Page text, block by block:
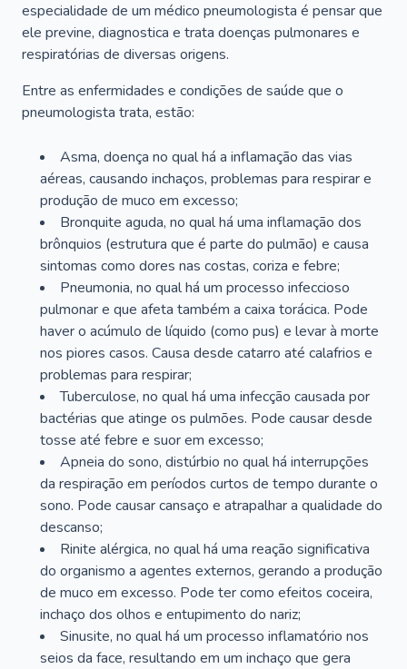
especialidade de um médico pneumologista é pensar que
ele previne, diagnostica e trata doenças pulmonares e
respiratórias de diversas origens.
Entre as enfermidades e condições de saúde que o
pneumologista trata, estão:
Asma, doença no qual há a inflamação das vias
aéreas, causando inchaços, problemas para respirar e
produção de muco em excesso;
Bronquite aguda, no qual há uma inflamação dos
brônquios (estrutura que é parte do pulmão) e causa
sintomas como dores nas costas, coriza e febre;
Pneumonia, no qual há um processo infeccioso
pulmonar e que afeta também a caixa torácica. Pode
haver o acúmulo de líquido (como pus) e levar à morte
nos piores casos. Causa desde catarro até calafrios e
problemas para respirar;
Tuberculose, no qual há uma infecção causada por
bactérias que atinge os pulmões. Pode causar desde
tosse até febre e suor em excesso;
Apneia do sono, distúrbio no qual há interrupções
da respiração em períodos curtos de tempo durante o
sono. Pode causar cansaço e atrapalhar a qualidade do
descanso;
Rinite alérgica, no qual há uma reação significativa
do organismo a agentes externos, gerando a produção
de muco em excesso. Pode ter como efeitos coceira,
inchaço dos olhos e entupimento do nariz;
Sinusite, no qual há um processo inflamatório nos
seios da face, resultando em um inchaço que gera